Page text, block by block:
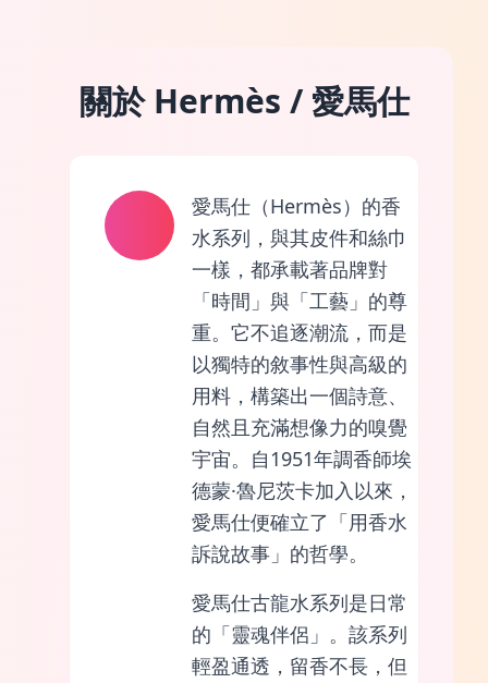
關於 Hermès / 愛馬仕
愛馬仕（Hermès）的香
水系列，與其皮件和絲巾
一樣，都承載著品牌對
「時間」與「工藝」的尊
重。它不追逐潮流，而是
以獨特的敘事性與高級的
用料，構築出一個詩意、
自然且充滿想像力的嗅覺
宇宙。自1951年調香師埃
德蒙·魯尼茨卡加入以來，
愛馬仕便確立了「用香水
訴說故事」的哲學。
愛馬仕古龍水系列是日常
的「靈魂伴侶」。該系列
輕盈通透，留香不長，但